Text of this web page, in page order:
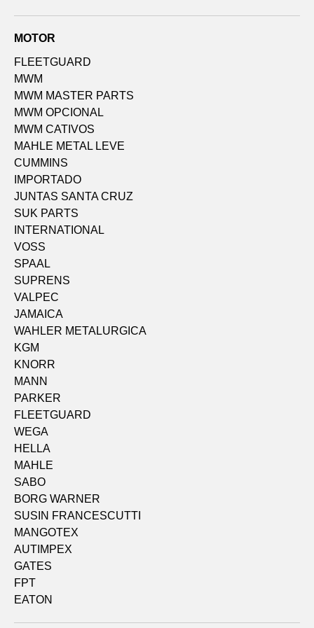
MOTOR
FLEETGUARD
MWM
MWM MASTER PARTS
MWM OPCIONAL
MWM CATIVOS
MAHLE METAL LEVE
CUMMINS
IMPORTADO
JUNTAS SANTA CRUZ
SUK PARTS
INTERNATIONAL
VOSS
SPAAL
SUPRENS
VALPEC
JAMAICA
WAHLER METALURGICA
KGM
KNORR
MANN
PARKER
FLEETGUARD
WEGA
HELLA
MAHLE
SABO
BORG WARNER
SUSIN FRANCESCUTTI
MANGOTEX
AUTIMPEX
GATES
FPT
EATON